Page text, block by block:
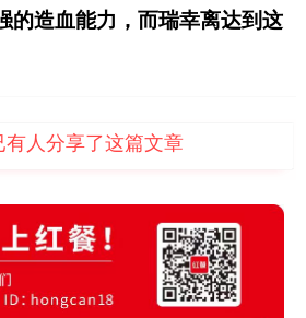
的造血能力，而瑞幸离达到这
有 人分享了这篇文章